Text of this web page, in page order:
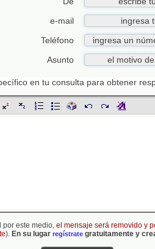
e-mail
Teléfono
Asunto
en tu consulta para obtener
por este medio, el mensaje será removido y
). En su lugar regístrategratuitamente y